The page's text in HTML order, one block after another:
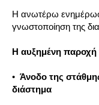
Η ανωτέρω
γνωστοποίηση της
Η αυξημένη παροχή
• Άνοδο της
διάστημα